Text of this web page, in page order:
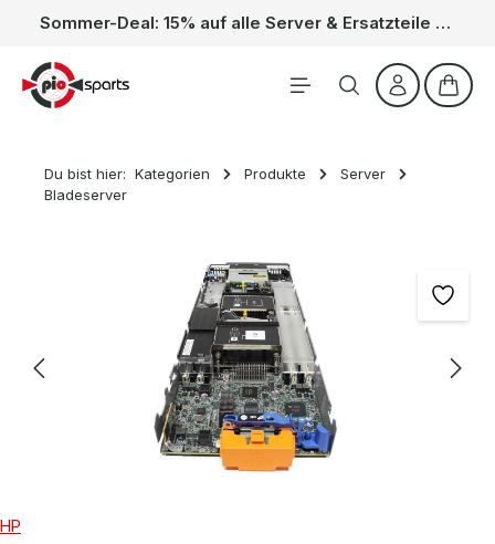
Zum Hauptinhalt springen Sommer-Deal: 15% auf alle Server & Ersatzteile – Kein Code nötig, der Rabatt wird automatisch im Warenkorb abgezogen. Gültig vom 01.06. bis 31.08.
Du bist hier: Kategorien Produkte
Server
Bladeserver
HP